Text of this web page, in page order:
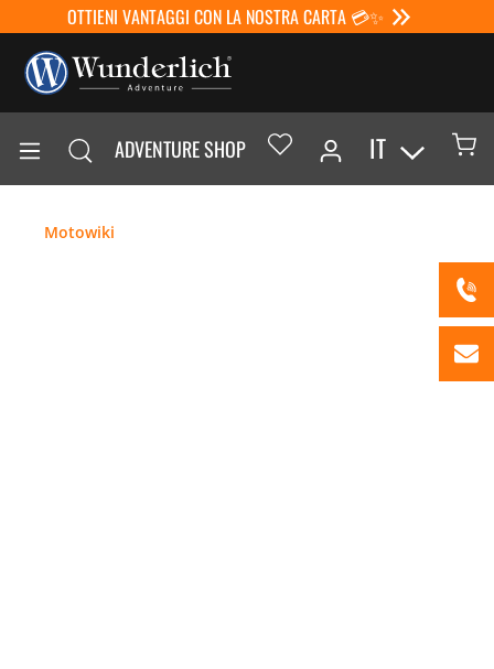
OTTIENI VANTAGGI CON LA NOSTRA CARTA 💳✨
ADVENTURE SHOP IT
Motowiki